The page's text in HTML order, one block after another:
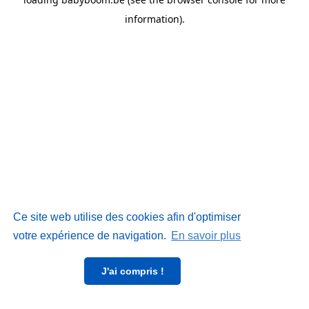
Ce site web utilise des cookies afin d'optimiser
votre expérience de navigation. En savoir plus
J'ai compris !
information).